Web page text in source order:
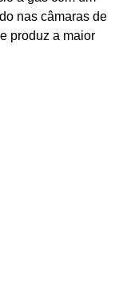
nas câmaras de
produz a maior